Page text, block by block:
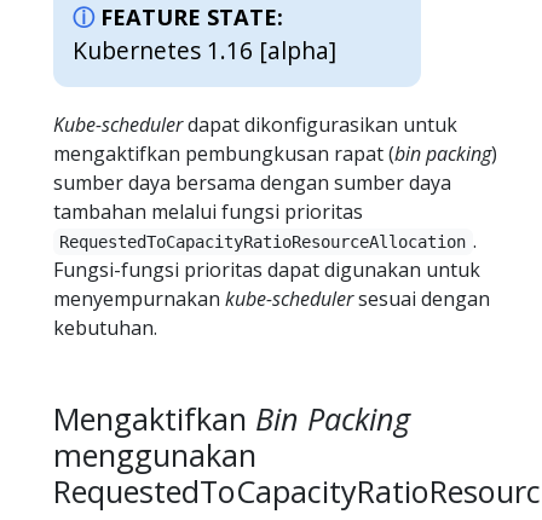
FEATURE STATE:
Kubernetes 1.16 [alpha]
Kube-schedulerdapat dikonfigurasikan untuk
mengaktifkan pembungkusan rapat (bin packing)
sumber daya bersama dengan sumber daya
tambahan melalui fungsi prioritas
RequestedToCapacityRatioResourceAllocation .
Fungsi-fungsi prioritas dapat digunakan untuk
menyempurnakan kube-schedulersesuai dengan
kebutuhan.
Mengaktifkan Bin Packing
menggunakan